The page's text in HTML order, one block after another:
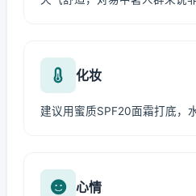
化妆
建议用蜜质SPF20面霜打底，
心情